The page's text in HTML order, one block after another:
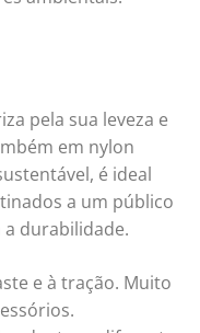
pela sua leveza e
em nylon
é ideal
a um público
a durabilidade.
e à tração. Muito